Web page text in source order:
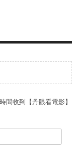
間收到【丹眼看電影】